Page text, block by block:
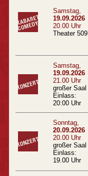
Samstag,
19.09.2026
20.00 Uhr
Theater 509
Samstag,
19.09.2026
21.00 Uhr
großer Saal
Einlass:
20:00 Uhr
Sonntag,
20.09.2026
20.00 Uhr
großer Saal
Einlass:
19.00 Uhr